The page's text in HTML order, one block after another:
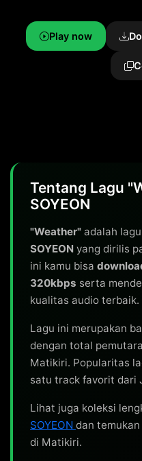
Play now
Tentang Lagu
SOYEON
"Weather" adalah
SOYEON yang dirilis
ini kamu bisa
320kbps serta
kualitas audio terbaik.
Lagu ini merupakan
dengan total
Matikiri. Popularitas
satu track favorit dari
Lihat juga koleksi
SOYEON dan
di Matikiri.